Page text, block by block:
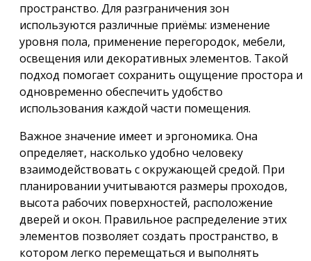
пространство. Для разграничения зон
используются различные приёмы: изменение
уровня пола, применение перегородок, мебели,
освещения или декоративных элементов. Такой
подход помогает сохранить ощущение простора и
одновременно обеспечить удобство
использования каждой части помещения.
Важное значение имеет и эргономика. Она
определяет, насколько удобно человеку
взаимодействовать с окружающей средой. При
планировании учитываются размеры проходов,
высота рабочих поверхностей, расположение
дверей и окон. Правильное распределение этих
элементов позволяет создать пространство, в
котором легко перемещаться и выполнять